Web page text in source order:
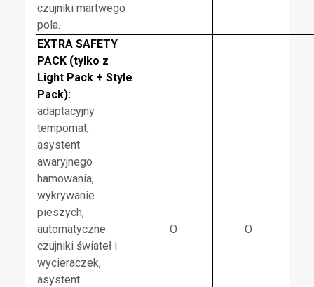
czujniki martwego
pola.
EXTRA SAFETY
PACK (tylko z
Light Pack + Style
Pack):
adaptacyjny
tempomat,
asystent
awaryjnego
hamowania,
wykrywanie
pieszych,
automatyczne
czujniki świateł i
wycieraczek,
asystent
O O